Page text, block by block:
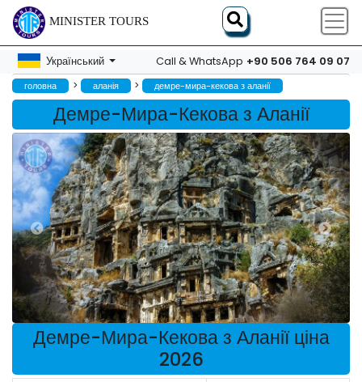
MINISTER TOURS
Український Call & WhatsApp +90 506 764 09 07
головна > аланія > демре-мира-кекова з аланії
Демре-Мира-Кекова з Аланії
Демре-Мира-Кекова з Аланії ціна
2026